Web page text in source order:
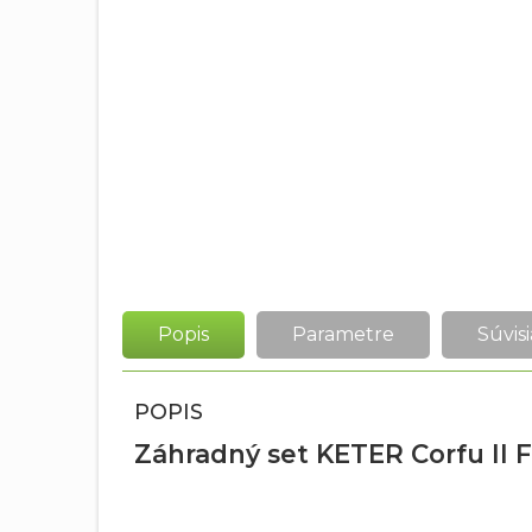
Popis Parametre
POPIS
Záhradný set KETER Corfu II